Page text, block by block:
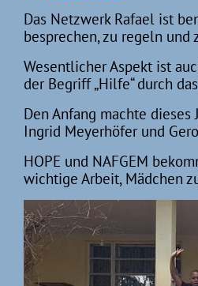
Das Netzwerk Rafael ist
besprechen, zu regeln
Wesentlicher Aspekt ist
der Begriff „Hilfe“ durch
Den Anfang machte
Ingrid Meyerhöfer und
HOPE und NAFGEM
wichtige Arbeit, Mädchen